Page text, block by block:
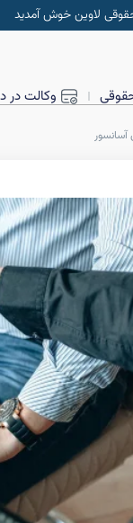
لاوین خوش آمدید
وکالت در
آسانسور